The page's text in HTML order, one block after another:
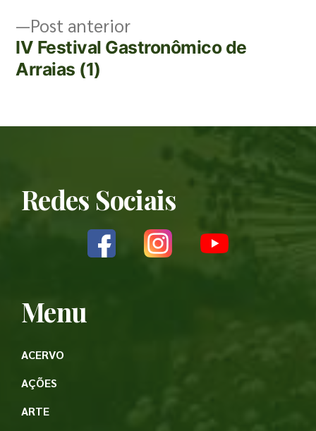
Post anterior
IV Festival Gastronômico de
Arraias (1)
Redes Sociais
Menu
ACERVO
AÇÕES
ARTE